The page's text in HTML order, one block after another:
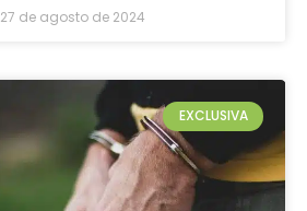
27 de agosto de 2024
EXCLUSIVA